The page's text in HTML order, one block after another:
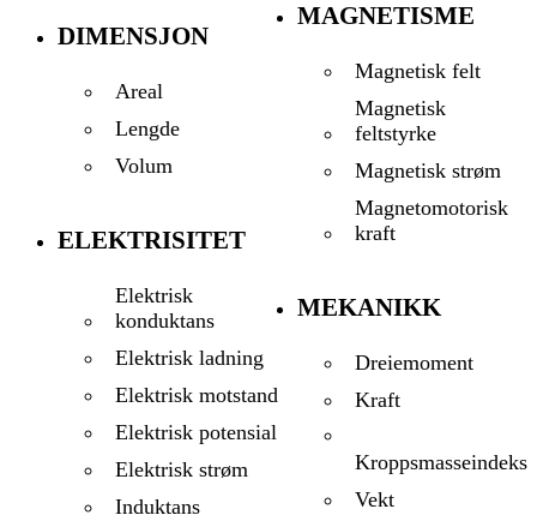
DIMENSJON
Areal
Lengde
Volum
ELEKTRISITET
Elektrisk
konduktans
Elektrisk ladning
Elektrisk motstand
Elektrisk potensial
Elektrisk strøm
Induktans
MAGNETISME
Magnetisk felt
Magnetisk
feltstyrke
Magnetisk strøm
Magnetomotorisk
kraft
MEKANIKK
Dreiemoment
Kraft
Kroppsmasseindeks
Vekt